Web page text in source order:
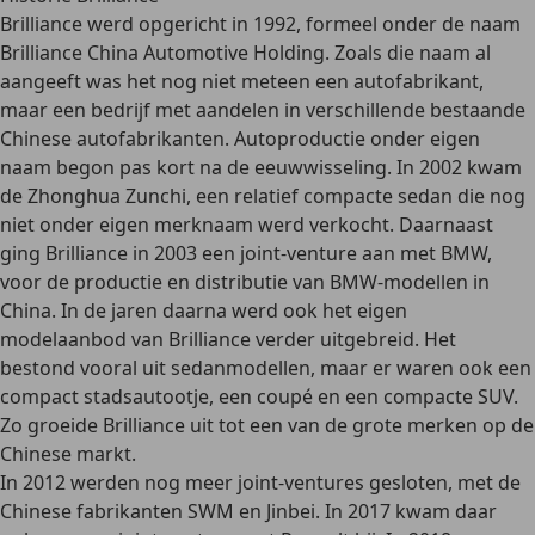
Brilliance werd opgericht in 1992, formeel onder de naam
Brilliance China Automotive Holding. Zoals die naam al
aangeeft was het nog niet meteen een autofabrikant,
maar een bedrijf met aandelen in verschillende bestaande
Chinese autofabrikanten. Autoproductie onder eigen
naam begon pas kort na de eeuwwisseling. In 2002 kwam
de Zhonghua Zunchi, een relatief compacte sedan die nog
niet onder eigen merknaam werd verkocht. Daarnaast
ging Brilliance in 2003 een joint-venture aan met BMW,
voor de productie en distributie van BMW-modellen in
China. In de jaren daarna werd ook het eigen
modelaanbod van Brilliance verder uitgebreid. Het
bestond vooral uit sedanmodellen, maar er waren ook een
compact stadsautootje, een coupé en een compacte SUV.
Zo groeide Brilliance uit tot een van de grote merken op de
Chinese markt.
In 2012 werden nog meer joint-ventures gesloten, met de
Chinese fabrikanten SWM en Jinbei. In 2017 kwam daar